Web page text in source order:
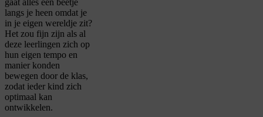
gaat alles een beetje
langs je heen omdat je
in je eigen wereldje zit?
Het zou fijn zijn als al
deze leerlingen zich op
hun eigen tempo en
manier konden
bewegen door de klas,
zodat ieder kind zich
optimaal kan
ontwikkelen.